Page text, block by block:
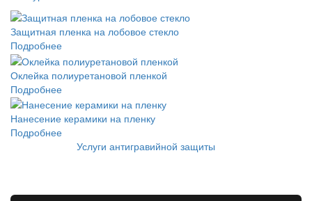
Защитная пленка на лобовое стекло
Подробнее
Оклейка полиуретановой пленкой
Подробнее
Нанесение керамики на пленку
Подробнее
Услуги антигравийной защиты